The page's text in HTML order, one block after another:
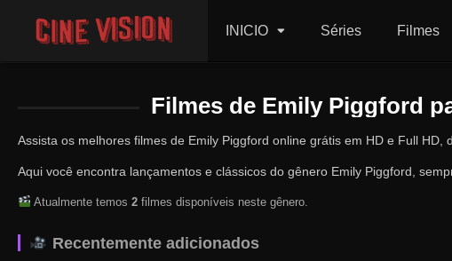
INICIO Séries Filmes
Filmes de Emily Piggford
Assista os melhores filmes de Emily Piggford online grátis em HD e Full HD,
Aqui você encontra lançamentos e clássicos do gênero Emily Piggford,
Atualmente temos 2filmes disponíveis neste gênero.
Recentemente adicionados